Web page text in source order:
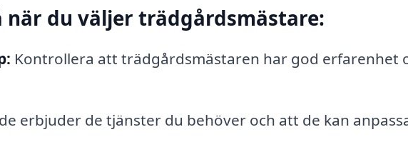
när du väljer trädgårdsmästare:
Kontrollera att trädgårdsmästaren har god erfarenhet
erbjuder de tjänster du behöver och att de kan